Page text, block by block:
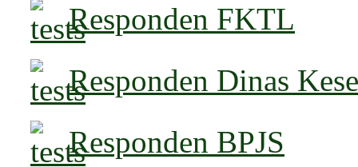
Responden FKTL
Responden Dinas
Responden BPJS